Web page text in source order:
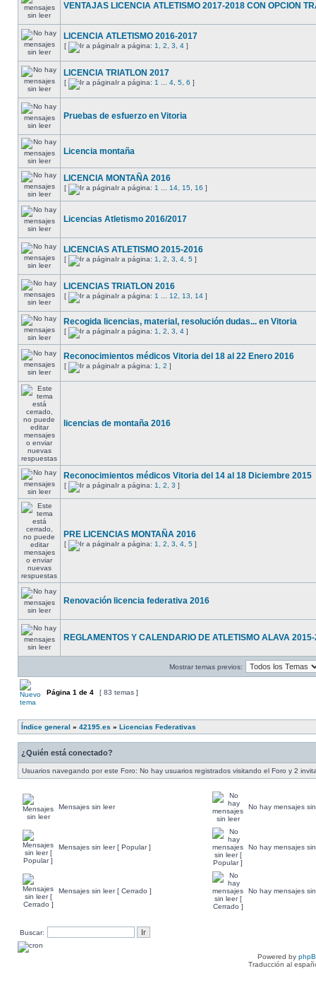
VENTAJAS LICENCIA ATLETISMO 2017-2018 CON OPCION
LICENCIA ATLETISMO 2016-2017
[ Ir a página: 1 2 3 4 ]
LICENCIA TRIATLON 2017
[ Ir a página: 1 4 5 6 ]
Pruebas de esfuerzo en Vitoria
Licencia montaña
LICENCIA MONTAÑA 2016
[ Ir a página: 1 14 15 16 ]
Licencias Atletismo 2016/2017
LICENCIAS ATLETISMO 2015-2016
[ Ir a página: 1 2 3 4 5 ]
LICENCIAS TRIATLON 2016
[ Ir a página: 1 12 13 14 ]
Recogida licencias, material, resolución dudas... en Vitoria
[ Ir a página: 1 2 3 4 ]
Reconocimientos médicos Vitoria del 18 al 22 Enero 2016
[ Ir a página: 1 2 ]
licencias de montaña 2016
Reconocimientos médicos Vitoria del 14 al 18 Diciembre 2015
[ Ir a página: 1 2 3 ]
PRE LICENCIAS MONTAÑA 2016
[ Ir a página: 1 2 3 4 5 ]
Renovación licencia federativa 2016
REGLAMENTOS Y CALENDARIO DE ATLETISMO ALAVA
Mostrar temas previos:
Página 1 de 4 [ 83 temas ]
Índice general » 42195.es » Licencias Federativas
¿Quién está conectado?
Usuarios navegando por este Foro: No hay usuarios registrados visitando el Foro y 2
Mensajes sin leer No hay mensajes
Mensajes sin leer [ Popular ] No hay mensajes
Mensajes sin leer [ Cerrado ] No hay mensajes
Buscar:
Powered by
Traducción al